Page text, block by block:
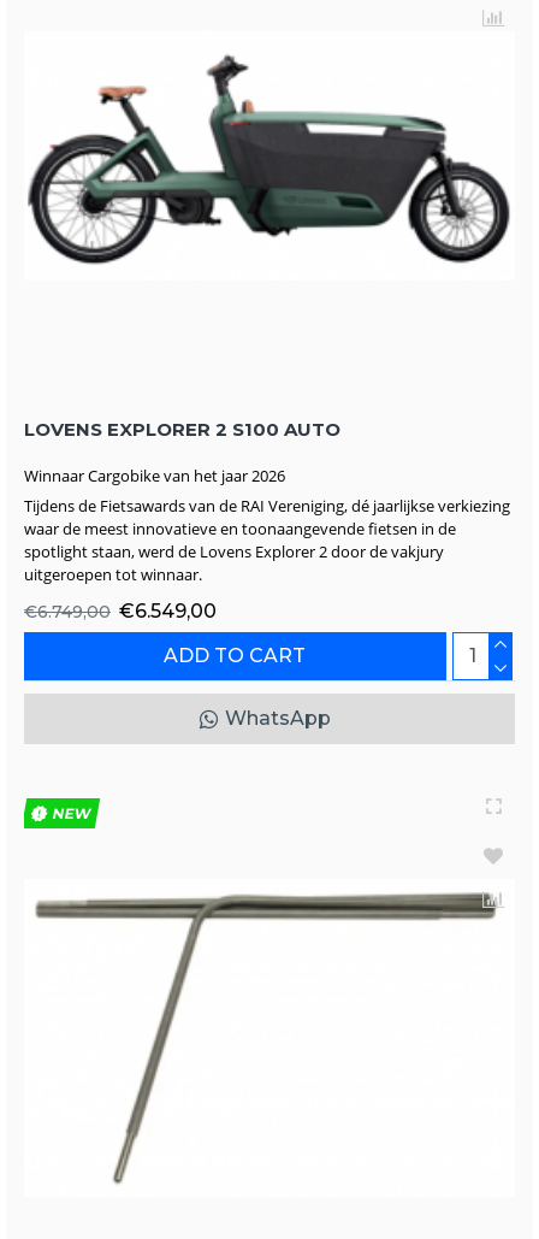
LOVENS EXPLORER 2 S100 AUTO
Winnaar Cargobike van het jaar 2026
Tijdens de Fietsawards van de RAI Vereniging, dé jaarlijkse verkiezing
waar de meest innovatieve en toonaangevende fietsen in de
spotlight staan, werd de Lovens Explorer 2 door de vakjury
uitgeroepen tot winnaar.
€6.549,00
€6.749,00
ADD TO CART
WhatsApp
NEW